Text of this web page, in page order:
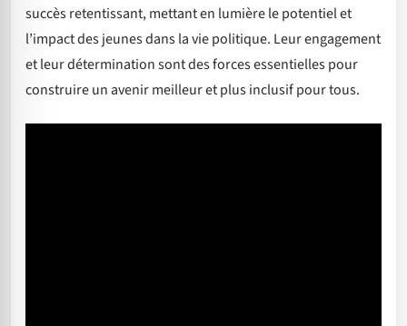
succès retentissant, mettant en lumière le potentiel et
l’impact des jeunes dans la vie politique. Leur engagement
et leur détermination sont des forces essentielles pour
construire un avenir meilleur et plus inclusif pour tous.